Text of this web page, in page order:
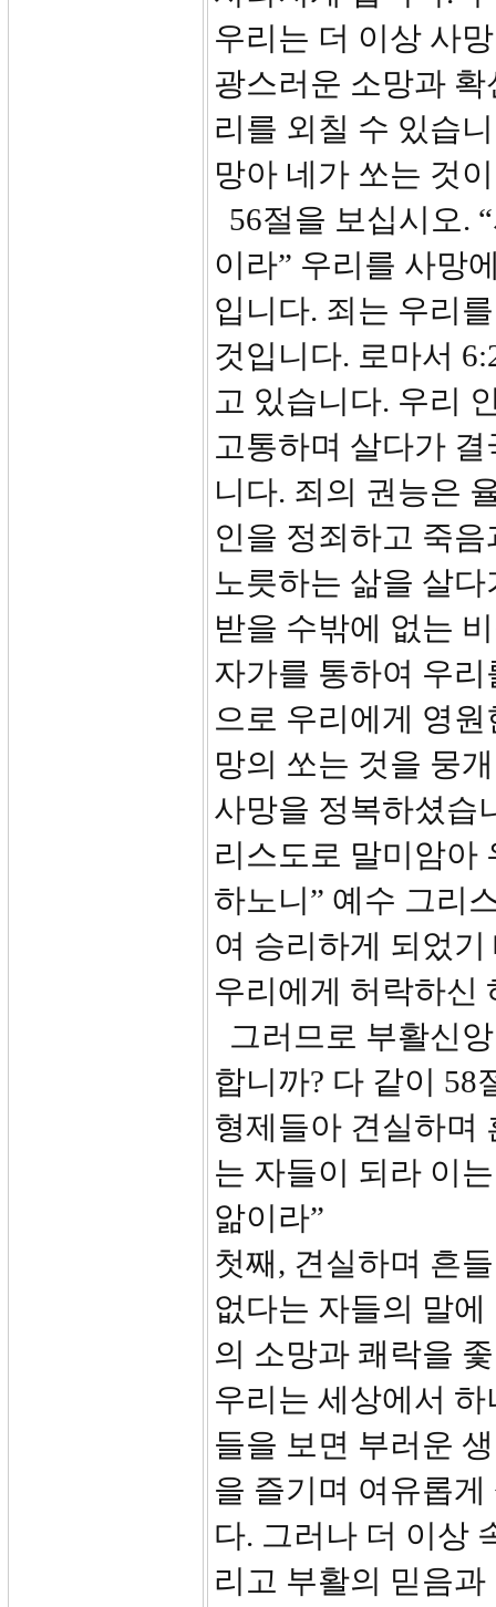
우리는 더 이상 사
광스러운 소망과
리를 외칠 수 있습
망아 네가 쏘는 것
56절을 보십시오.
이라” 우리를 사망
입니다. 죄는 우리
것입니다. 로마서
고 있습니다. 우리
고통하며 살다가
니다. 죄의 권능은
인을 정죄하고 죽
노릇하는 삶을 살
받을 수밖에 없는
자가를 통하여 우
으로 우리에게 영
망의 쏘는 것을 뭉
사망을 정복하셨습
리스도로 말미암아
하노니” 예수 그리
여 승리하게 되었
우리에게 허락하신
그러므로 부활신
합니까? 다 같이 58
형제들아 견실하며
는 자들이 되라 이
앎이라”
첫째, 견실하며 흔
없다는 자들의 말
의 소망과 쾌락을
우리는 세상에서
들을 보면 부러운
을 즐기며 여유롭
다. 그러나 더 이상
리고 부활의 믿음